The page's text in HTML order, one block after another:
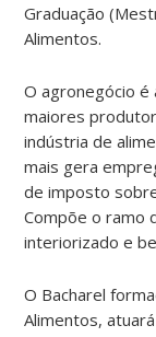
Graduação
Alimentos.
O agronegócio é
maiores
indústria de
mais gera
de imposto
Compõe o ramo
interiorizado e
O Bacharel
Alimentos,